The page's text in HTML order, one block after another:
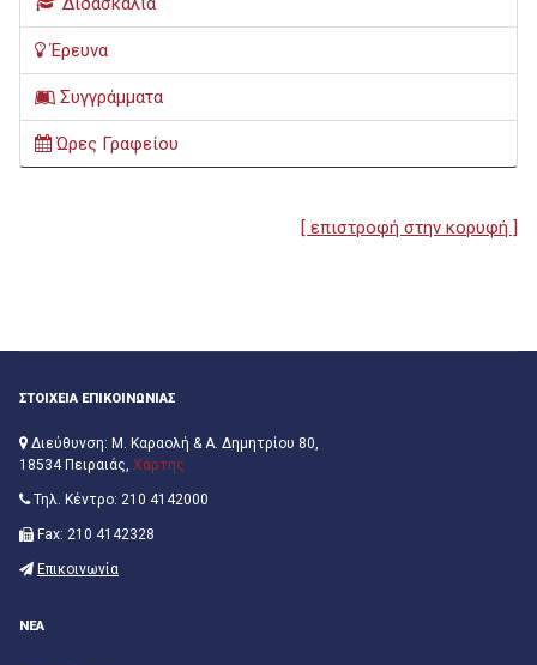
Έρευνα
Συγγράμματα
Ώρες Γραφείου
[ επιστροφή στην κορυφή ]
ΣΤΟΙΧΕΙΑ ΕΠΙΚΟΙΝΩΝΙΑΣ
Διεύθυνση: Μ. Καραολή & Α. Δημητρίου 80,
18534 Πειραιάς, Χάρτης
Τηλ. Κέντρο: 210 4142000
Fax: 210 4142328
Επικοινωνία
ΝΕΑ